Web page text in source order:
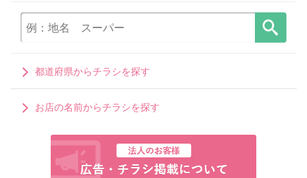
都道府県からチラシを探す
お店の名前からチラシを探す